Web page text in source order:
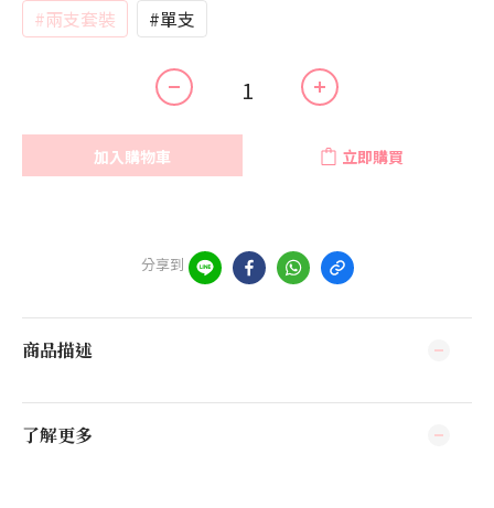
#兩支套裝 #單支
加入購物車 立即購買
分享到
商品描述
了解更多